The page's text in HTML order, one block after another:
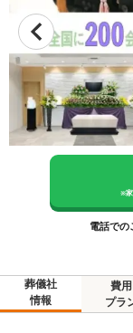
※
電話での
葬儀社
情報
費用
プラ